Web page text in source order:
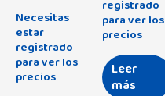
Necesitas
estar
registrado
para ver los
precios
registrado
para ver los
precios
Leer
más